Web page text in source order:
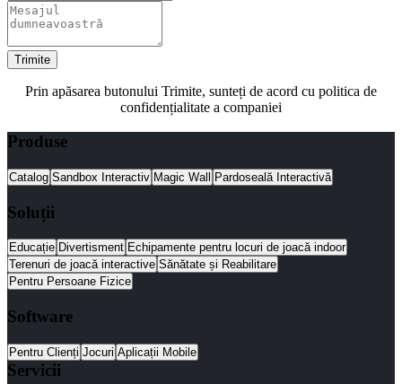
Trimite
Prin apăsarea butonului Trimite, sunteți de acord cu politica de
confidențialitate a companiei
Produse
Catalog Sandbox Interactiv Magic Wall Pardoseală Interactivă
Soluții
Educație Divertisment Echipamente pentru locuri de joacă indoor
Terenuri de joacă interactive Sănătate și Reabilitare
Pentru Persoane Fizice
Software
Pentru Clienți Jocuri Aplicații Mobile
Servicii